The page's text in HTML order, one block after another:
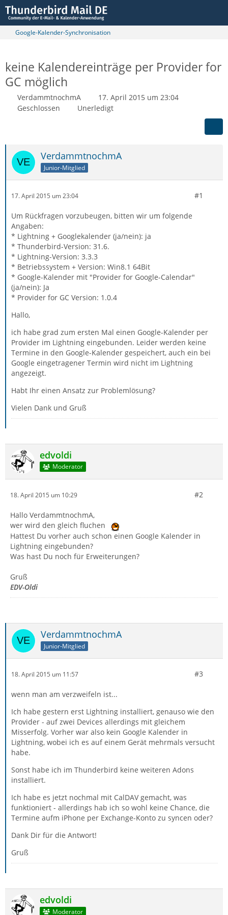
Google-Kalender-Synchronisation
keine Kalendereinträge per Provider for
GC möglich
VerdammtnochmA
17. April 2015 um 23:04
Geschlossen
Unerledigt
VerdammtnochmA
Junior-Mitglied
17. April 2015 um 23:04 #1
Um Rückfragen vorzubeugen, bitten wir um folgende
Angaben:
* Lightning + Googlekalender (ja/nein): ja
* Thunderbird-Version: 31.6.
* Lightning-Version: 3.3.3
* Betriebssystem + Version: Win8.1 64Bit
* Google-Kalender mit "Provider for Google-Calendar"
(ja/nein): Ja
* Provider for GC Version: 1.0.4
Hallo,
ich habe grad zum ersten Mal einen Google-Kalender per
Provider im Lightning eingebunden. Leider werden keine
Termine in den Google-Kalender gespeichert, auch ein bei
Google eingetragener Termin wird nicht im Lightning
angezeigt.
Habt Ihr einen Ansatz zur Problemlösung?
Vielen Dank und Gruß
edvoldi
Moderator
18. April 2015 um 10:29 #2
Hallo VerdammtnochmA,
wer wird den gleich fluchen
Hattest Du vorher auch schon einen Google Kalender in
Lightning eingebunden?
Was hast Du noch für Erweiterungen?
Gruß
EDV-Oldi
VerdammtnochmA
Junior-Mitglied
18. April 2015 um 11:57 #3
wenn man am verzweifeln ist...
Ich habe gestern erst Lightning installiert, genauso wie den
Provider - auf zwei Devices allerdings mit gleichem
Misserfolg. Vorher war also kein Google Kalender in
Lightning, wobei ich es auf einem Gerät mehrmals versucht
habe.
Sonst habe ich im Thunderbird keine weiteren Adons
installiert.
Ich habe es jetzt nochmal mit CalDAV gemacht, was
funktioniert - allerdings hab ich so wohl keine Chance, die
Termine aufm iPhone per Exchange-Konto zu syncen oder?
Dank Dir für die Antwort!
Gruß
edvoldi
Moderator